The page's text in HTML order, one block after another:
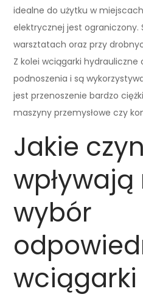
idealne do użytku w
elektrycznej jest ograniczony.
warsztatach oraz przy
Z kolei wciągarki hydrauliczne
podnoszenia i są
jest przenoszenie bardzo
maszyny przemysłowe czy
Jakie
wpływają
wybór
wciągarki